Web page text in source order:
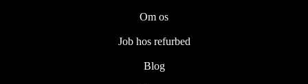
Om os
Job hos refurbed
Blog